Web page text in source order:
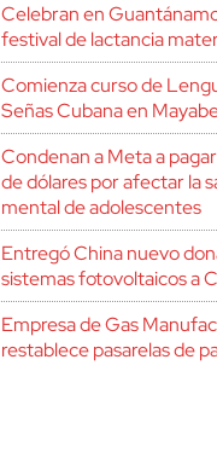
Celebran en
festival de lactancia
Comienza curso de
Señas Cubana en
Condenan a Meta a
de dólares por afectar la
mental de adolescentes
Entregó China nuevo
sistemas fotovoltaicos a
Empresa de Gas
restablece pasarelas de